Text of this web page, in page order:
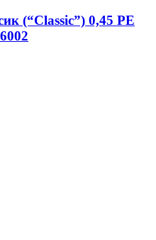
(“Classic”) 0,45 PE